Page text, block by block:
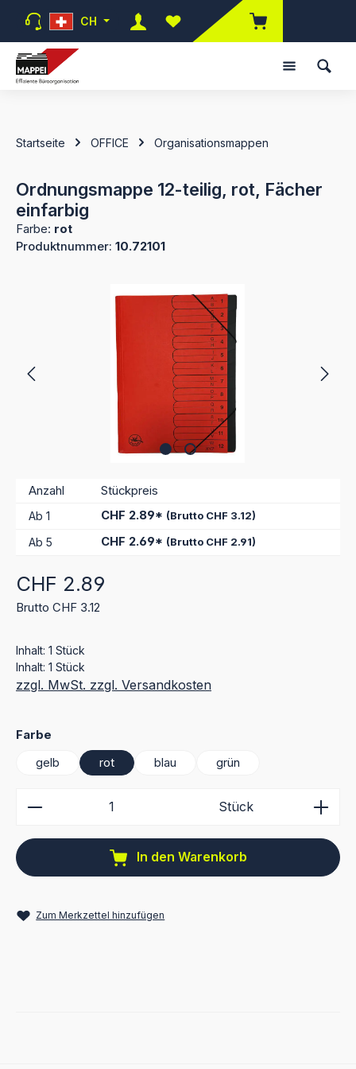
Zum Hauptinhalt springen
CH
Du hast 0 Produkte auf dem
Startseite OFFICE Organisationsmappen
Ordnungsmappe 12-teilig, rot, Fächer
einfarbig
Farbe: rot
Produktnummer: 10.72101
Bildergalerie überspringen
Anzahl Stückpreis
Ab 1 CHF 2.89* (Brutto CHF 3.12)
Ab 5 CHF 2.69* (Brutto CHF 2.91)
Regulärer Preis:
CHF 2.89
Brutto CHF 3.12
Inhalt: 1 Stück
Inhalt: 1 Stück
zzgl. MwSt. zzgl. Versandkosten
Farbe
gelb
rot blau grün
Produkt Anzahl: Gib den gewünschten Wert ein
Stück
In den Warenkorb
Zum Merkzettel hinzufügen